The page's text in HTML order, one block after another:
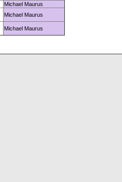
Michael Maurus
Michael Maurus
Michael Maurus